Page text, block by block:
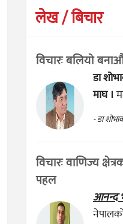
लेख / बिचार
विचारः बलियो
डा
माघ ।
- डा
विचारः वाणिज्य
पहल
आनन्द